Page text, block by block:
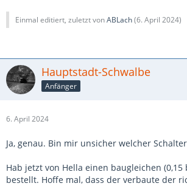
Einmal editiert, zuletzt vonABLach(6. April 2024)
Hauptstadt-Schwalbe
Anfänger
6. April 2024
Ja, genau. Bin mir unsicher welcher
Hab jetzt von Hella einen baugleichen (0,15
bestellt. Hoffe mal, dass der verbaute der